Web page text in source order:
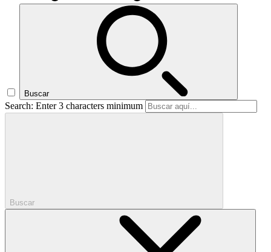
Buscar
Search: Enter 3 characters minimum
Buscar